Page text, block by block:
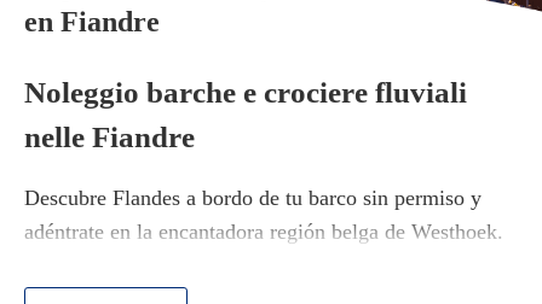
en Fiandre
Noleggio barche e crociere fluviali
nelle Fiandre
Descubre Flandes a bordo de tu barco sin permiso y
adéntrate en la encantadora región belga de Westhoek.
rodeada de una naturaleza exuberante y un patrimonio